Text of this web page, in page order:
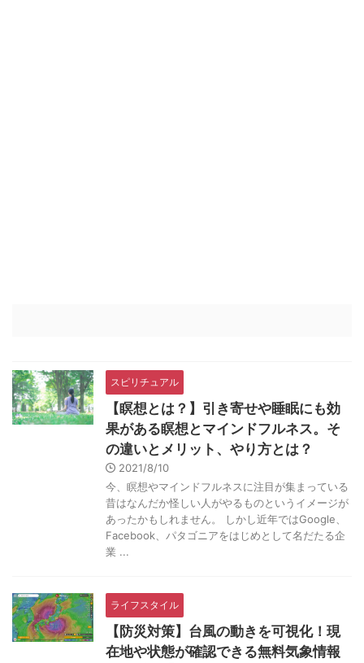
スピリチュアル
【瞑想とは？】引き寄せや睡眠にも効
果がある瞑想とマインドフルネス。そ
の違いとメリット、やり方とは？
2021/8/10
今、瞑想やマインドフルネスに注目が集まっている
昔はなんだか怪しい人がやるものというイメージが
あったかもしれません。 しかし近年ではGoogle、
Facebook、パタゴニアをはじめとして名だたる企
業 ...
ライフスタイル
【防災対策】台風の動きを可視化！現
在地や状態が確認できる無料気象情報